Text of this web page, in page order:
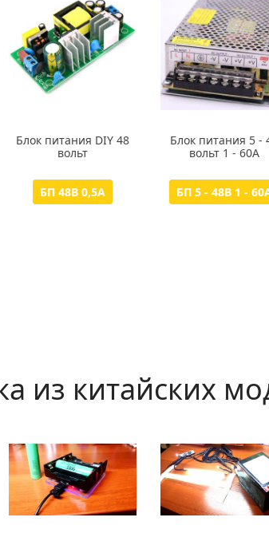
Блок питания DIY 48
вольт
БП 48В 0,5А
Блок питания 5 -
вольт 1 - 60А
БП 5 - 48В 1 -
из китайских